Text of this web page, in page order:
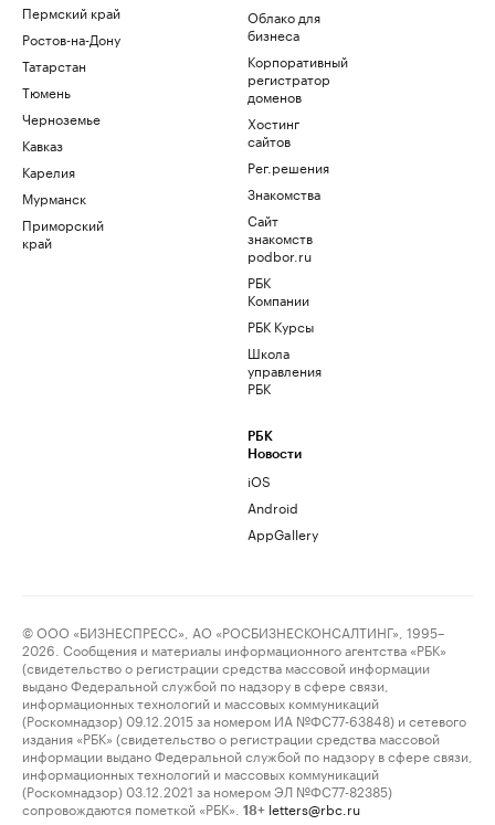
Пермский край
Ростов-на-Дону
Татарстан
Тюмень
Черноземье
Кавказ
Карелия
Мурманск
Приморский
край
Облако для
бизнеса
Корпоративный
регистратор
доменов
Хостинг
сайтов
Рег.решения
Знакомства
Сайт
знакомств
podbor.ru
РБК
Компании
РБК Курсы
Школа
управления
РБК
РБК
Новости
iOS
Android
AppGallery
© ООО «БИЗНЕСПРЕСС», АО «РОСБИЗНЕСКОНСАЛТИНГ», 1995–
2026. Сообщения и материалы информационного агентства «РБК»
(свидетельство о регистрации средства массовой информации
выдано Федеральной службой по надзору в сфере связи,
информационных технологий и массовых коммуникаций
(Роскомнадзор) 09.12.2015 за номером ИА №ФС77-63848) и сетевого
издания «РБК» (свидетельство о регистрации средства массовой
информации выдано Федеральной службой по надзору в сфере связи,
информационных технологий и массовых коммуникаций
(Роскомнадзор) 03.12.2021 за номером ЭЛ №ФС77-82385)
сопровождаются пометкой «РБК».
18+ letters@rbc.ru